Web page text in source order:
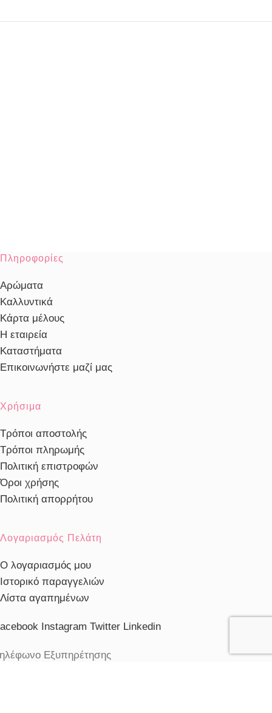
Πληροφορίες
Αρώματα
Καλλυντικά
Κάρτα μέλους
Η εταιρεία
Καταστήματα
Επικοινωνήστε μαζί μας
Χρήσιμα
Τρόποι αποστολής
Τρόποι πληρωμής
Πολιτική επιστροφών
Όροι χρήσης
Πολιτική απορρήτου
Λογαριασμός Πελάτη
Ο λογαριασμός μου
Ιστορικό παραγγελιών
Λίστα αγαπημένων
Instagram Twitter Linkedin
Εξυπηρέτησης